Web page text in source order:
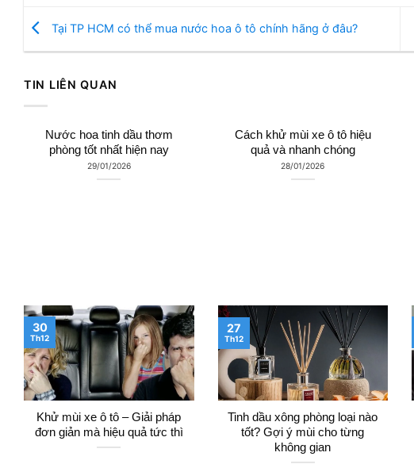
Tại TP HCM có thể mua nước hoa ô tô chính hãng ở đâu?
TIN LIÊN QUAN
Nước hoa tinh dầu thơm
phòng tốt nhất hiện nay
29/01/2026
Cách khử mùi xe ô tô hiệu
quả và nhanh chóng
28/01/2026
Khử mùi xe ô tô – Giải pháp
đơn giản mà hiệu quả tức thì
30
Th12
Tinh dầu xông phòng loại nào
tốt? Gợi ý mùi cho từng
không gian
27
Th12